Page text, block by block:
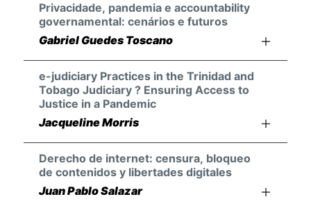
Privacidade, pandemia e accountability
governamental: cenários e futuros
Gabriel Guedes Toscano
e-judiciary Practices in the Trinidad and
Tobago Judiciary ? Ensuring Access to
Justice in a Pandemic
Jacqueline Morris
Derecho de internet: censura, bloqueo
de contenidos y libertades digitales
Juan Pablo Salazar